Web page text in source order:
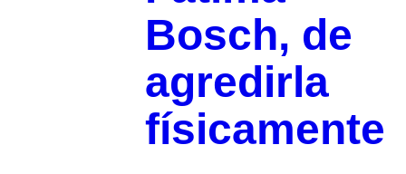
Bosch, de
agredirla
físicamente